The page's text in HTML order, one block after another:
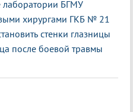
лаборатории БГМУ
хирургами ГКБ № 21
стенки глазницы
после боевой травмы